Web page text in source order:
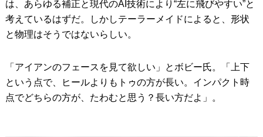
は、あらゆる補正と現代のAI技術により“左に飛びやすい”と
考えているはずだ。しかしテーラーメイドによると、形状
と物理はそうではないらしい。
「アイアンのフェースを見て欲しい」とボビー氏。「上下
という点で、ヒールよりもトゥの方が長い。インパクト時
点でどちらの方が、たわむと思う？長い方だよ」。